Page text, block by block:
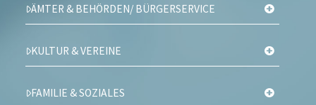
ÄMTER & BEHÖRDEN/ BÜRGERSERVICE
KULTUR & VEREINE
FAMILIE & SOZIALES